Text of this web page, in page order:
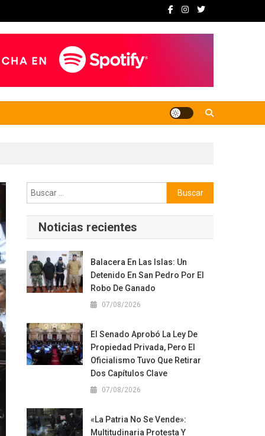
Buscar:
Noticias recientes
Balacera En Las Islas: Un
Detenido En San Pedro Por El
Robo De Ganado
07/08/2026
El Senado Aprobó La Ley De
Propiedad Privada, Pero El
Oficialismo Tuvo Que Retirar
Dos Capítulos Clave
07/08/2026
«La Patria No Se Vende»:
Multitudinaria Protesta Y